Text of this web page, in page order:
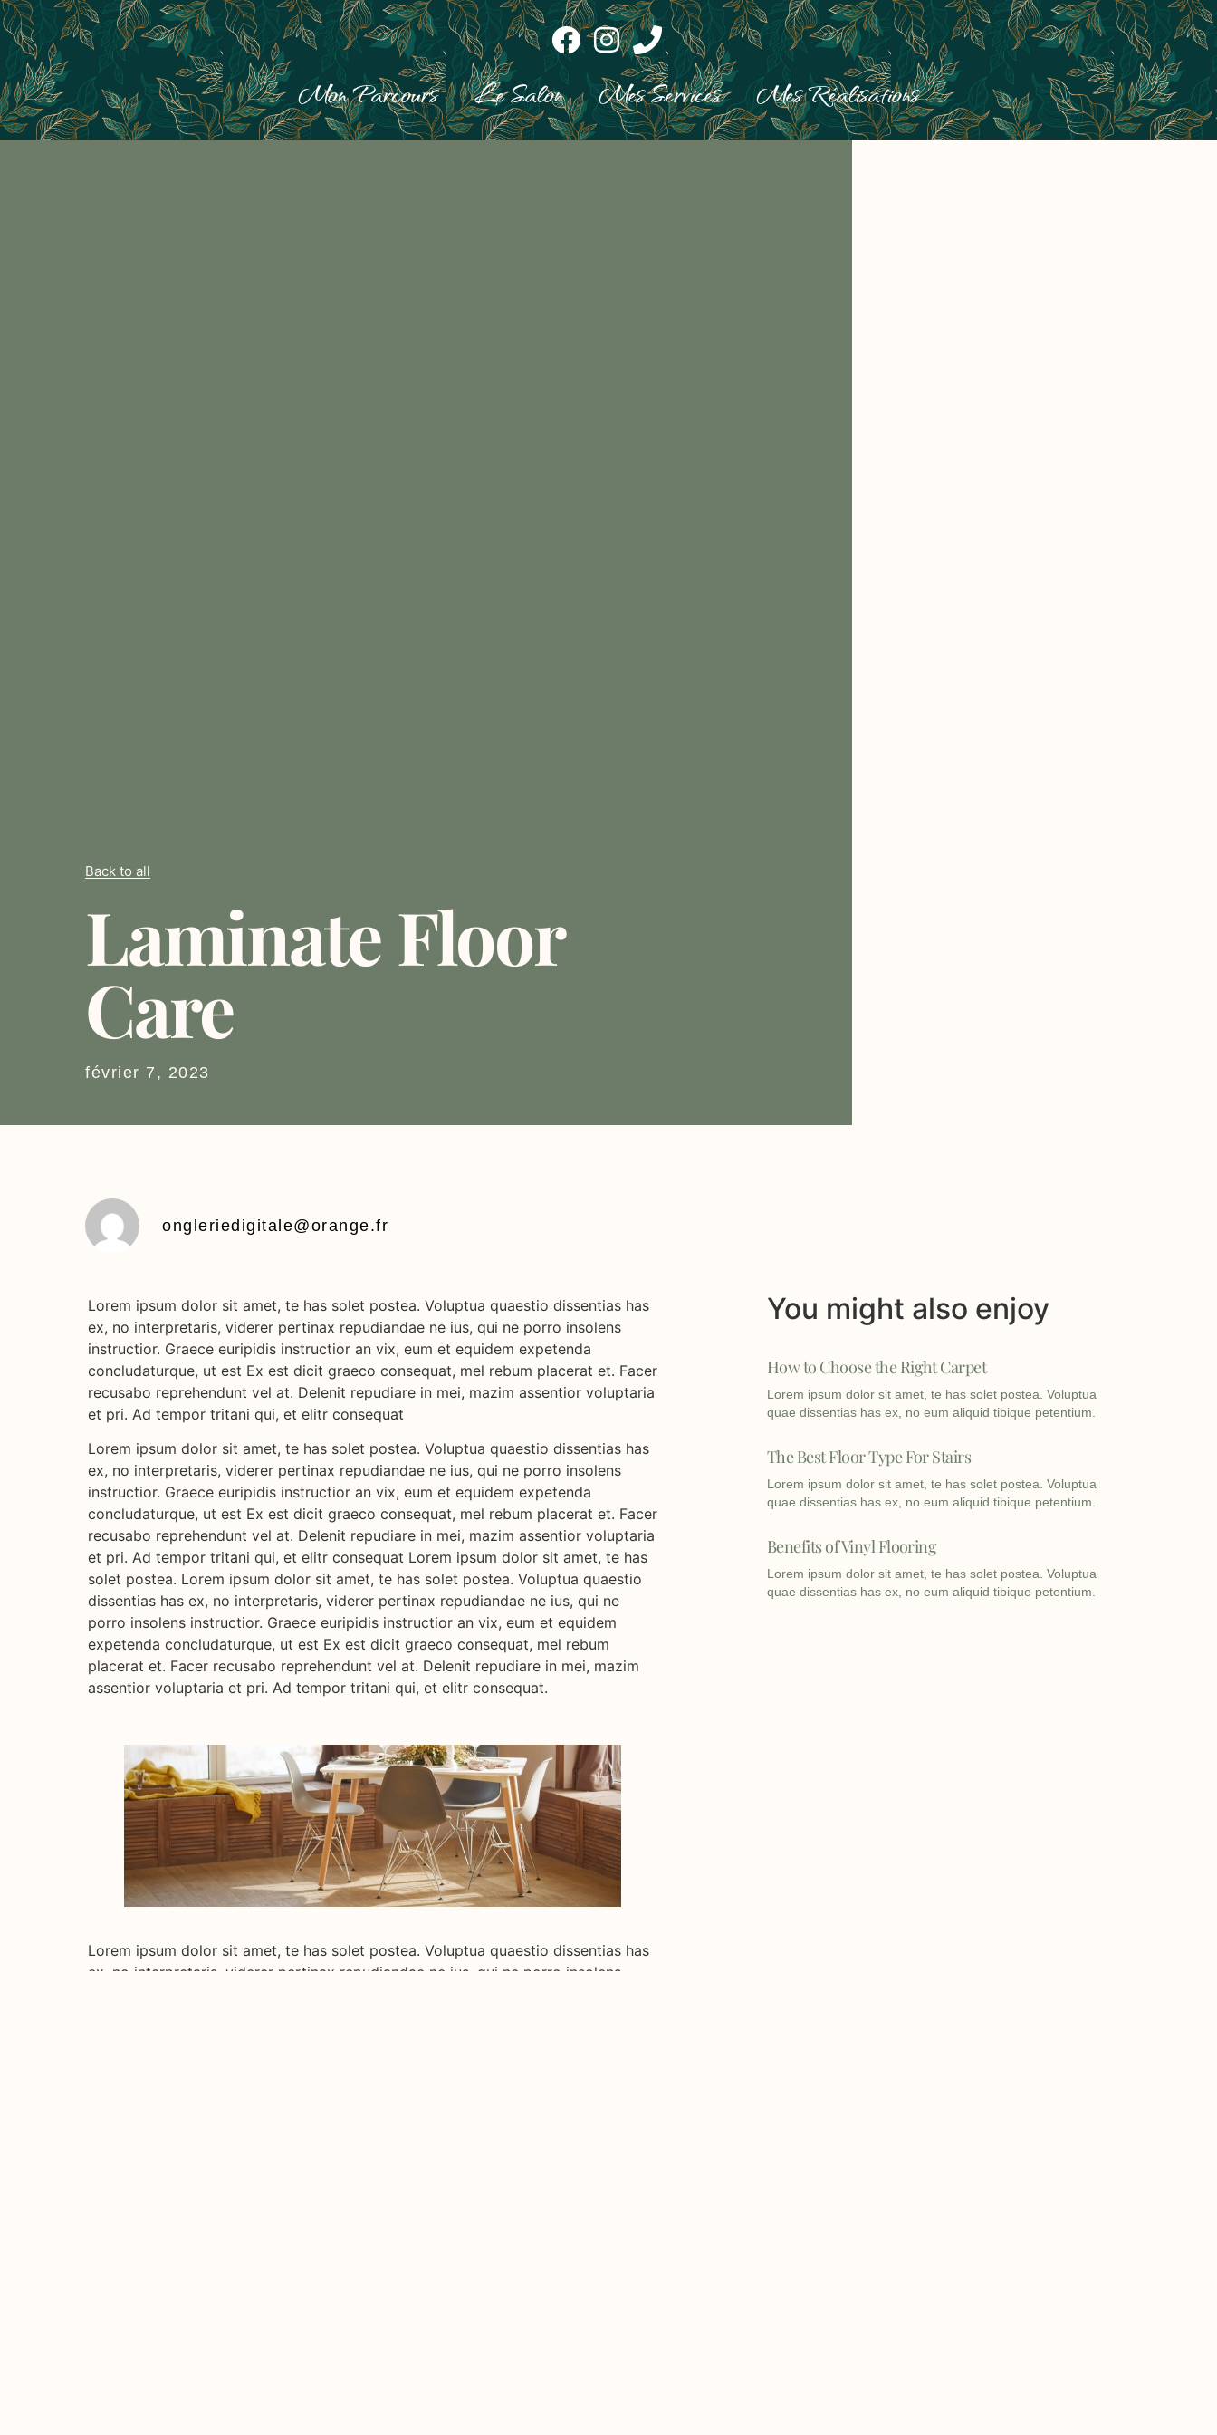
Mon Parcours Le Salon Mes Services Mes Réalisations
Back to all
Laminate Floor
Care
février 7, 2023
ongleriedigitale@orange.fr
Lorem ipsum dolor sit amet, te has solet postea. Voluptua quaestio dissentias has
ex, no interpretaris, viderer pertinax repudiandae ne ius, qui ne porro insolens
instructior. Graece euripidis instructior an vix, eum et equidem expetenda
concludaturque, ut est Ex est dicit graeco consequat, mel rebum placerat et. Facer
recusabo reprehendunt vel at. Delenit repudiare in mei, mazim assentior voluptaria
et pri. Ad tempor tritani qui, et elitr consequat
Lorem ipsum dolor sit amet, te has solet postea. Voluptua quaestio dissentias has
ex, no interpretaris, viderer pertinax repudiandae ne ius, qui ne porro insolens
instructior. Graece euripidis instructior an vix, eum et equidem expetenda
concludaturque, ut est Ex est dicit graeco consequat, mel rebum placerat et. Facer
recusabo reprehendunt vel at. Delenit repudiare in mei, mazim assentior voluptaria
et pri. Ad tempor tritani qui, et elitr consequat Lorem ipsum dolor sit amet, te has
solet postea. Lorem ipsum dolor sit amet, te has solet postea. Voluptua quaestio
dissentias has ex, no interpretaris, viderer pertinax repudiandae ne ius, qui ne
porro insolens instructior. Graece euripidis instructior an vix, eum et equidem
expetenda concludaturque, ut est Ex est dicit graeco consequat, mel rebum
placerat et. Facer recusabo reprehendunt vel at. Delenit repudiare in mei, mazim
assentior voluptaria et pri. Ad tempor tritani qui, et elitr consequat.
Lorem ipsum dolor sit amet, te has solet postea. Voluptua quaestio dissentias has
ex, no interpretaris, viderer pertinax repudiandae ne ius, qui ne porro insolens
You might also enjoy
How to Choose the Right Carpet
Lorem ipsum dolor sit amet, te has solet postea. Voluptua
quae dissentias has ex, no eum aliquid tibique petentium.
The Best Floor Type For Stairs
Lorem ipsum dolor sit amet, te has solet postea. Voluptua
quae dissentias has ex, no eum aliquid tibique petentium.
Benefits of Vinyl Flooring
Lorem ipsum dolor sit amet, te has solet postea. Voluptua
quae dissentias has ex, no eum aliquid tibique petentium.